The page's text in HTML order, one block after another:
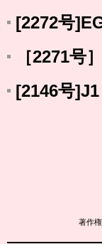
[2272号
［2271号
[2146号
著作